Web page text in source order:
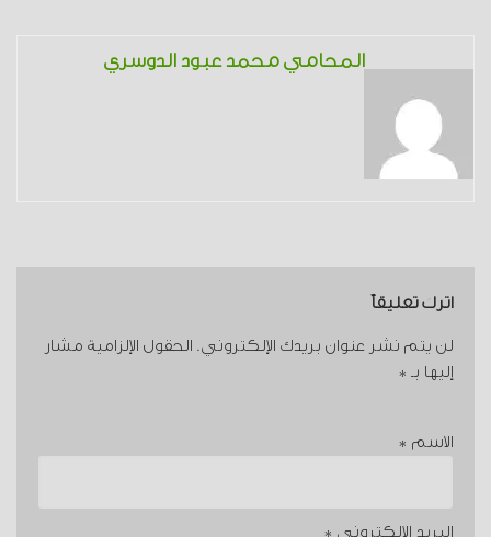
المحامي محمد عبود الدوسري
اترك تعليقاً
لن يتم نشر عنوان بريدك الإلكتروني. الحقول الإلزامية مشار
إليها بـ *
الاسم *
البريد الإلكتروني *